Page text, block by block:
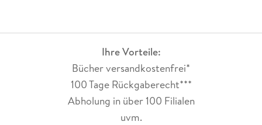
Ihre Vorteile:
Bücher versandkostenfrei*
100 Tage Rückgaberecht***
Abholung in über 100 Filialen
uvm.